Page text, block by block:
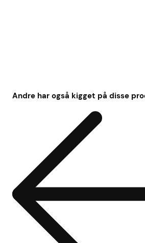
Andre har også kigget på disse